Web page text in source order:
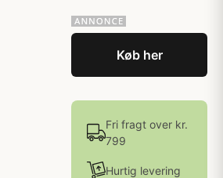
Køb her
Fri fragt over kr.
799
Hurtig levering